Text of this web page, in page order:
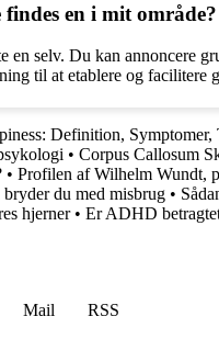
en i mit område?
selv. Du kan annoncere
til at etablere og facilitere
Definition,
• Corpus Callosum
• Profilen af Wilhelm Wundt,
du med misbrug •
hjerner• Er ADHD
Mail
RSS